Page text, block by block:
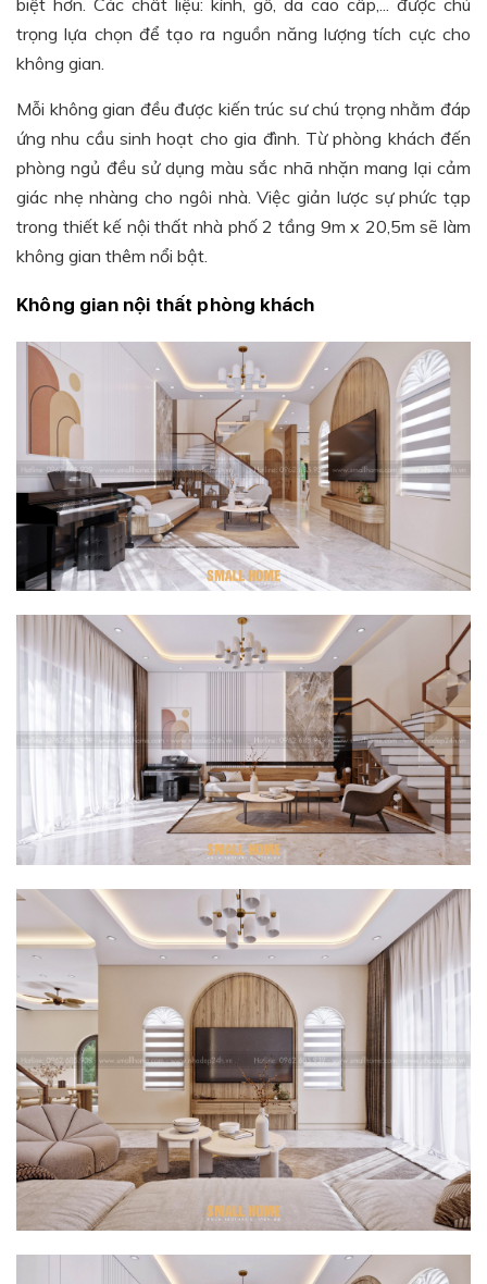
trọng lựa chọn để tạo ra nguồn năng lượng tích cực cho
không gian.
Mỗi không gian đều được kiến trúc sư chú trọng nhằm đáp
ứng nhu cầu sinh hoạt cho gia đình. Từ phòng khách đến
phòng ngủ đều sử dụng màu sắc nhã nhặn mang lại cảm
giác nhẹ nhàng cho ngôi nhà. Việc giản lược sự phức tạp
trong thiết kế nội thất nhà phố 2 tầng 9m x 20,5m sẽ làm
không gian thêm nổi bật.
Không gian nội thất phòng khách